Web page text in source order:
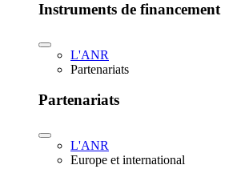
Instruments de financement
L'ANR
Partenariats
Partenariats
L'ANR
Europe et international